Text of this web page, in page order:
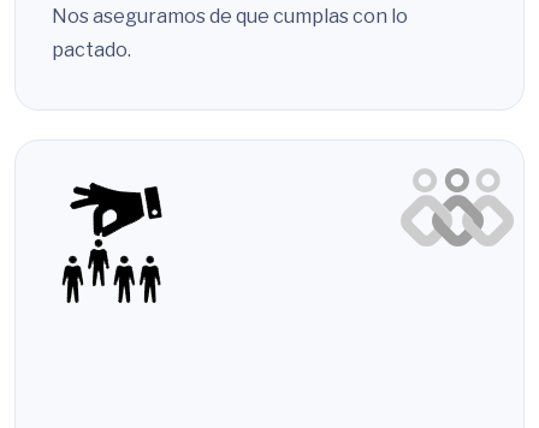
Nos aseguramos de que cumplas con lo
pactado.